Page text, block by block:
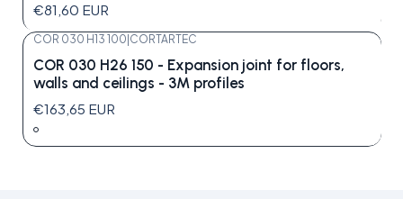
€81,60 EUR
COR 030 H13 100 CORTARTEC
COR 030 H26 150 - Expansion joint for floors,
walls and ceilings - 3M profiles
€163,65 EUR